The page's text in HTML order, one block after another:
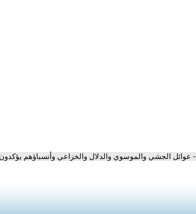
- عوائل الجشي والموسوي والدلال والخزاعي وأنسباؤهم يؤكدون